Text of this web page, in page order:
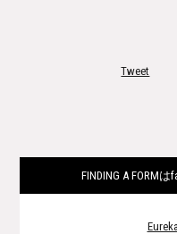
Tweet
FINDING A FORM